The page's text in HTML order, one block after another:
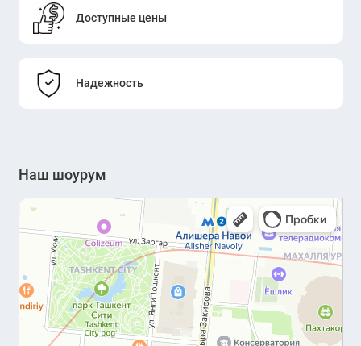
Доступные цены
Надежность
Наш шоурум